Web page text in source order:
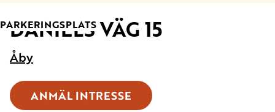
TYP:
PARKERINGSPLATS
DANIELS VÄG 15
Åby
ANMÄL INTRESSE